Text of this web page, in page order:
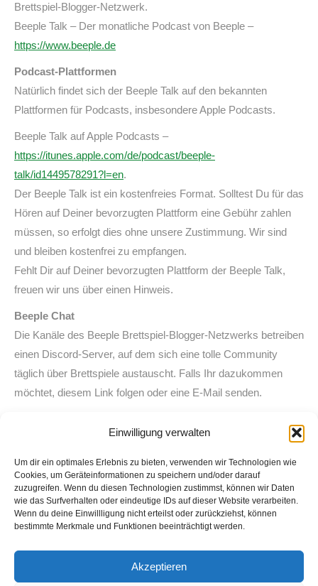
Einwilligung verwalten
Um dir ein optimales Erlebnis zu bieten, verwenden wir Technologien wie
Cookies, um Geräteinformationen zu speichern und/oder darauf
zuzugreifen. Wenn du diesen Technologien zustimmst, können wir Daten
wie das Surfverhalten oder eindeutige IDs auf dieser Website verarbeiten.
Wenn du deine Einwillligung nicht erteilst oder zurückziehst, können
bestimmte Merkmale und Funktionen beeinträchtigt werden.
Akzeptieren
Brettspiel-Blogger-Netzwerk.
Beeple Talk – Der monatliche Podcast von Beeple –
https://www.beeple.de
Podcast-Plattformen
Natürlich findet sich der Beeple Talk auf den bekannten
Plattformen für Podcasts, insbesondere Apple Podcasts.
Beeple Talk auf Apple Podcasts –
https://itunes.apple.com/de/podcast/beeple-
talk/id1449578291?l=en.
Der Beeple Talk ist ein kostenfreies Format. Solltest Du für das
Hören auf Deiner bevorzugten Plattform eine Gebühr zahlen
müssen, so erfolgt dies ohne unsere Zustimmung. Wir sind
und bleiben kostenfrei zu empfangen.
Fehlt Dir auf Deiner bevorzugten Plattform der Beeple Talk,
freuen wir uns über einen Hinweis.
Beeple Chat
Die Kanäle des Beeple Brettspiel-Blogger-Netzwerks betreiben
einen Discord-Server, auf dem sich eine tolle Community
täglich über Brettspiele austauscht. Falls Ihr dazukommen
möchtet, diesem Link folgen oder eine E-Mail senden.
Epic Song by BoxCat Games
Suche